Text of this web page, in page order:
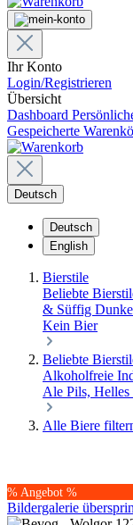
Ihr Konto
Login/Registrieren
Übersicht
Dashboard
Gespeicherte
Deutsch
Deutsch
English
Bierstile
Beliebte
& Süffig
Kein Bier
Beliebte
Alkoholfreie
Ale Pils,
Alle Biere
% Angebot %
Bildergalerie